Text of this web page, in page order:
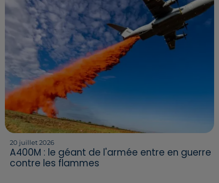
20 juillet 2026
A400M : le géant de l'armée entre en guerre
contre les flammes